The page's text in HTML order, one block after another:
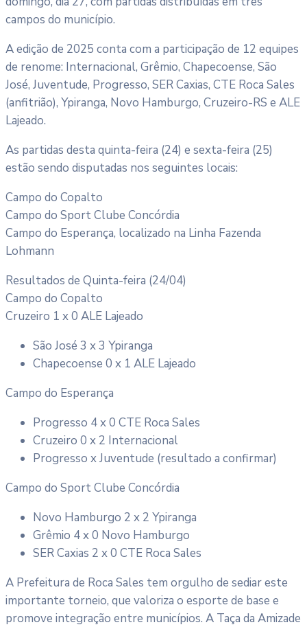
campos do município.
A edição de 2025 conta com a participação de 12 equipes
de renome: Internacional, Grêmio, Chapecoense, São
José, Juventude, Progresso, SER Caxias, CTE Roca Sales
(anfitrião), Ypiranga, Novo Hamburgo, Cruzeiro-RS e ALE
Lajeado.
As partidas desta quinta-feira (24) e sexta-feira (25)
estão sendo disputadas nos seguintes locais:
Campo do Copalto
Campo do Sport Clube Concórdia
Campo do Esperança, localizado na Linha Fazenda
Lohmann
Resultados de Quinta-feira (24/04)
Campo do Copalto
Cruzeiro 1 x 0 ALE Lajeado
São José 3 x 3 Ypiranga
Chapecoense 0 x 1 ALE Lajeado
Campo do Esperança
Progresso 4 x 0 CTE Roca Sales
Cruzeiro 0 x 2 Internacional
Progresso x Juventude (resultado a confirmar)
Campo do Sport Clube Concórdia
Novo Hamburgo 2 x 2 Ypiranga
Grêmio 4 x 0 Novo Hamburgo
SER Caxias 2 x 0 CTE Roca Sales
A Prefeitura de Roca Sales tem orgulho de sediar este
importante torneio, que valoriza o esporte de base e
promove integração entre municípios. A Taça da Amizade